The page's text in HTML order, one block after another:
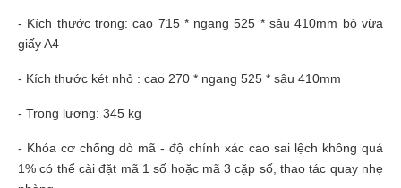
- Kích thước trong: cao 715 * ngang 525 * sâu 410mm bỏ vừa
giấy A4
- Kích thước két nhỏ : cao 270 * ngang 525 * sâu 410mm
- Trọng lượng: 345 kg
- Khóa cơ chống dò mã - độ chính xác cao sai lệch không quá
1% có thể cài đặt mã 1 số hoặc mã 3 cặp số, thao tác quay nhẹ